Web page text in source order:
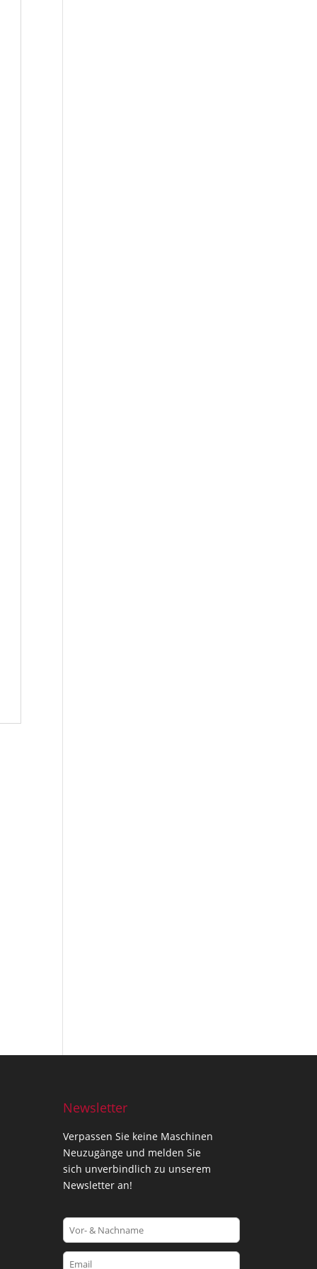
Newsletter
Verpassen Sie keine Maschinen
Neuzugänge und melden Sie
sich unverbindlich zu unserem
Newsletter an!